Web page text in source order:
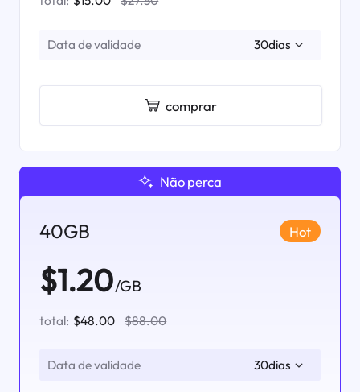
Data de validade
comprar
Não perca
40GB Hot
$1.20/GB
total: $48.00 $88.00
Data de validade